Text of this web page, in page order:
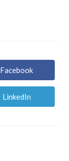
Opens
in
a
new
window
Facebook
Opens
in
LinkedIn